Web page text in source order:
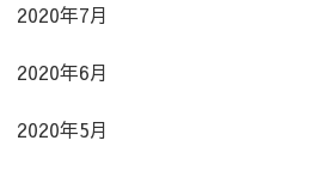
2020年7月
2020年6月
2020年5月